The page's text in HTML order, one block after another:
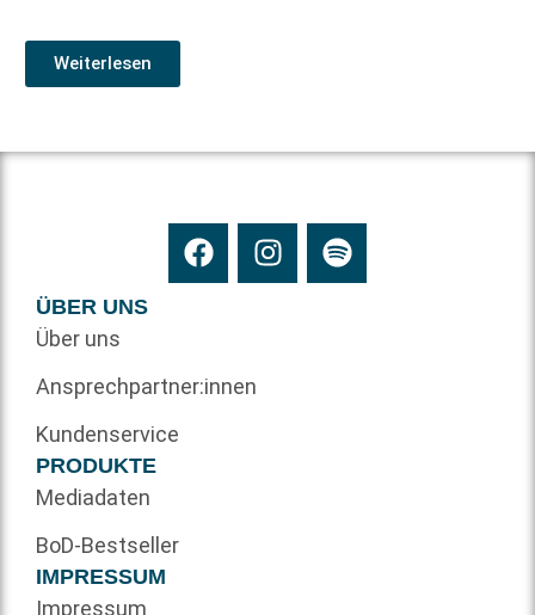
Weiterlesen
ÜBER UNS
Über uns
Ansprechpartner:innen
Kundenservice
PRODUKTE
Mediadaten
BoD-Bestseller
IMPRESSUM
Impressum